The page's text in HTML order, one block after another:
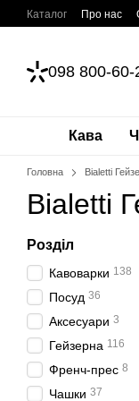
Перейти до
Каталог Про нас
098 800-60-
Кава
Головна Bialetti
Bialetti
Розділ
Кавоварки 138
Посуд 36
Аксесуари 3
Гейзерна 116
Френч-прес 8
Чашки 37